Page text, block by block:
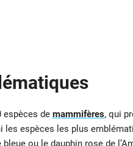
espèces de mammifères, qui
les espèces les plus